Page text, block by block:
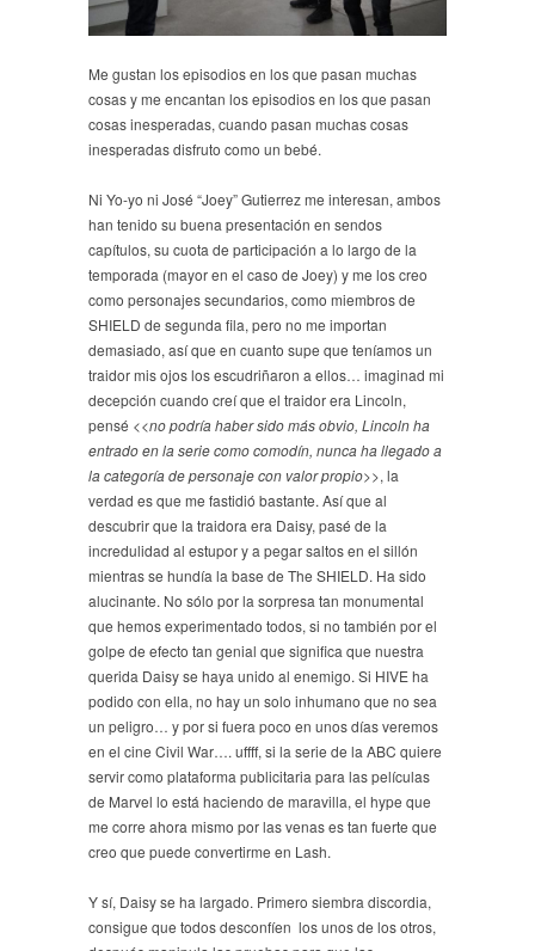
Me gustan los episodios en los que pasan muchas
cosas y me encantan los episodios en los que pasan
cosas inesperadas, cuando pasan muchas cosas
inesperadas disfruto como un bebé.
Ni Yo-yo ni José “Joey” Gutierrez me interesan, ambos
han tenido su buena presentación en sendos
capítulos, su cuota de participación a lo largo de la
temporada (mayor en el caso de Joey) y me los creo
como personajes secundarios, como miembros de
SHIELD de segunda fila, pero no me importan
demasiado, así que en cuanto supe que teníamos un
traidor mis ojos los escudriñaron a ellos… imaginad mi
decepción cuando creí que el traidor era Lincoln,
pensé <<no podría haber sido más obvio, Lincoln ha
entrado en la serie como comodín, nunca ha llegado a
la categoría de personaje con valor propio>>, la
verdad es que me fastidió bastante. Así que al
descubrir que la traidora era Daisy, pasé de la
incredulidad al estupor y a pegar saltos en el sillón
mientras se hundía la base de The SHIELD. Ha sido
alucinante. No sólo por la sorpresa tan monumental
que hemos experimentado todos, si no también por el
golpe de efecto tan genial que significa que nuestra
querida Daisy se haya unido al enemigo. Si HIVE ha
podido con ella, no hay un solo inhumano que no sea
un peligro… y por si fuera poco en unos días veremos
en el cine Civil War…. uffff, si la serie de la ABC quiere
servir como plataforma publicitaria para las películas
de Marvel lo está haciendo de maravilla, el hype que
me corre ahora mismo por las venas es tan fuerte que
creo que puede convertirme en Lash.
Y sí, Daisy se ha largado. Primero siembra discordia,
consigue que todos desconfíen los unos de los otros,